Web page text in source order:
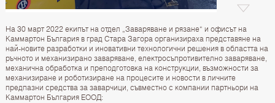
На 30 март 2022 екипът на отдел „Заваряване и рязане“ и офисът на
Каммартон България в град Стара Загора организираха представяне на
най-новите разработки и иновативни технологични решения в областта на
ръчното и механизирано заваряване, електросъпротивително заваряване,
механична обработка и преподготовка на конструкции, възможности за
механизиране и роботизиране на процесите и новости в личните
предпазни средства за заварчици, съвместно с компании партньори на
Каммартон България ЕООД: